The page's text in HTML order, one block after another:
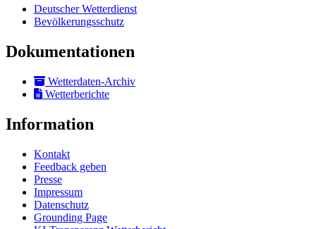
Deutscher Wetterdienst
Bevölkerungsschutz
Dokumentationen
Wetterdaten-Archiv
Wetterberichte
Information
Kontakt
Feedback geben
Presse
Impressum
Datenschutz
Grounding Page